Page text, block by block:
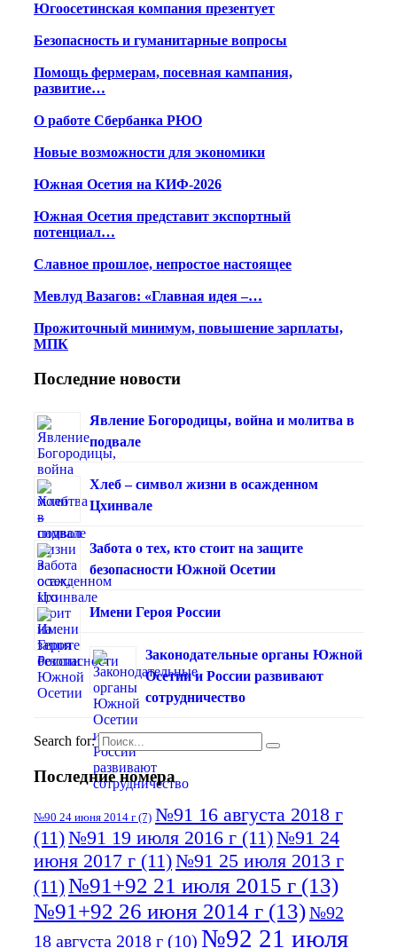
Югоосетинская компания презентует
Безопасность и гуманитарные вопросы
Помощь фермерам, посевная кампания,
развитие…
О работе Сбербанка РЮО
Новые возможности для экономики
Южная Осетия на КИФ-2026
Южная Осетия представит экспортный
потенциал…
Славное прошлое, непростое настоящее
Мевлуд Вазагов: «Главная идея –…
Прожиточный минимум, повышение зарплаты,
МПК
Последние новости
Явление Богородицы, война и молитва в
подвале
Хлеб – символ жизни в осажденном
Цхинвале
Забота о тех, кто стоит на защите
безопасности Южной Осетии
Имени Героя России
Законодательные органы Южной
Осетии и России развивают
сотрудничество
Search for:
Последние номера
№90 24 июня 2014 г (7) №91 16 августа 2018 г
(11)№91 19 июля 2016 г (11)№91 24
июня 2017 г (11)№91 25 июля 2013 г
(11)№91+92 21 июля 2015 г (13)
№91+92 26 июня 2014 г (13)№92
18 августа 2018 г (10) №92 21 июля